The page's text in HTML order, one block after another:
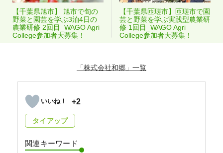
【千葉県旭市】 旭市で旬の
野菜と園芸を学ぶ3泊4日の
農業研修 2回目_WAGO Agri
College参加者大募集！
【千葉県匝瑳市】匝瑳市で園
芸と野菜を学ぶ実践型農業研
修 1回目_WAGO Agri
College参加者大募集！
「株式会社和郷」
+2
タイアップ
関連キーワード